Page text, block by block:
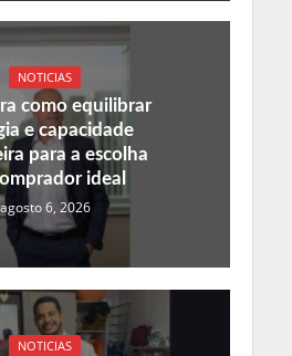
NOTICIAS
como equilibrar
e capacidade
para a escolha
ideal
agosto 6, 2026
NOTICIAS